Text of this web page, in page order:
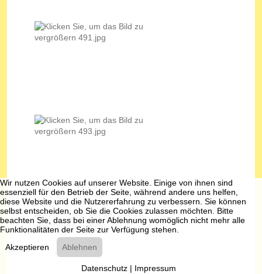
Wir nutzen Cookies auf unserer Website. Einige von ihnen sind
essenziell für den Betrieb der Seite, während andere uns helfen,
diese Website und die Nutzererfahrung zu verbessern. Sie können
selbst entscheiden, ob Sie die Cookies zulassen möchten. Bitte
beachten Sie, dass bei einer Ablehnung womöglich nicht mehr alle
Funktionalitäten der Seite zur Verfügung stehen.
Akzeptieren
Ablehnen
Datenschutz| Impressum